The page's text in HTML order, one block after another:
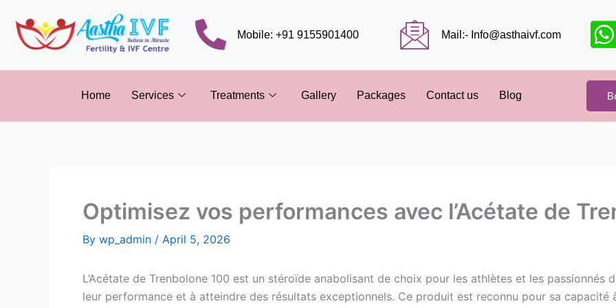
content
Mobile: +91 9155901400 Mail:- Info@asthaivf.com
Home Services Treatments Gallery Packages Contact us Blog
Optimisez vos performances avec l’Acétate de
By wp_admin / April 5, 2026
L’Acétate de Trenbolone 100 est un stéroïde anabolisant de choix pour les athlètes et les passionnés
leur performance et à atteindre des résultats exceptionnels. Ce produit est reconnu pour sa capacité